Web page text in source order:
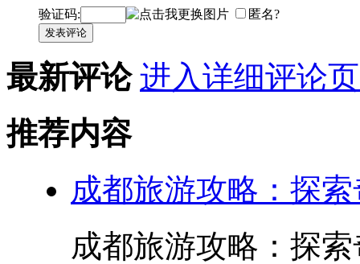
验证码: 匿名?
发表评论
最新评论 进入详细评论
推荐内容
成都旅游攻略：探
成都旅游攻略：探